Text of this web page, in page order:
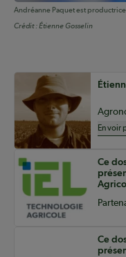
Andréanne Paquet est
Crédit :Étienne Gosselin
Auteurs de
En voir
Ce
Ce